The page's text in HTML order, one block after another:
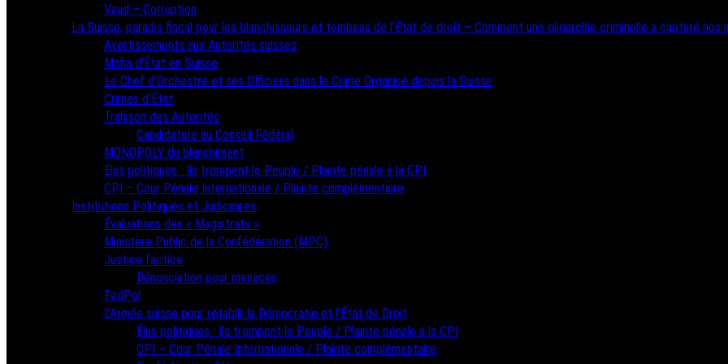
Vaud – Corruption
La Suisse, paradis fiscal pour les blanchisseurs et tombeau de l’État de droit – Comment une oligarchie criminelle a capturé nos
Avertissements aux Autorités suisses
Mafia d’État en Suisse
Le Chef d’Orchestre et ses Officiers dans le Crime Organisé depuis la Suisse
Crimes d’État
Trahison des Autorités
Candidature au Conseil Fédéral
MONOPOLY du blanchiment
Élus politiques : Ils trompent le Peuple / Plainte pénale à la CPI
CPI – Cour Pénale Internationale / Plainte complémentaire
Institutions Politiques et Judiciaires
Évaluations des « Magistrats »
Ministère Public de la Confédération (MPC)
Justice factice
Dénonciation pour menaces
FedPol
L’Armée suisse pour rétablir la Démocratie et l’État de Droit
Élus politiques : Ils trompent le Peuple / Plainte pénale à la CPI
CPI – Cour Pénale Internationale / Plainte complémentaire